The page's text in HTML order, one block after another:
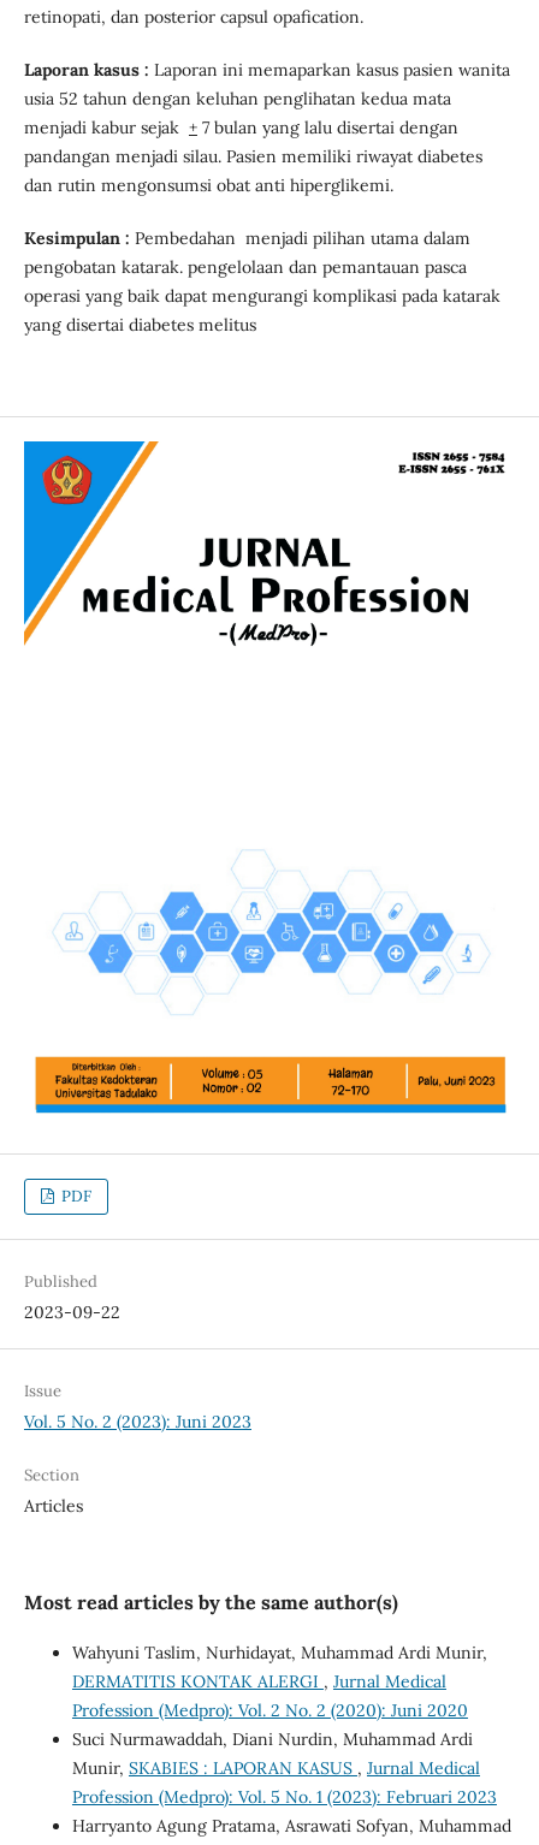
retinopati, dan posterior capsul opafication.
Laporan kasus : Laporan ini memaparkan kasus pasien wanita
usia 52 tahun dengan keluhan penglihatan kedua mata
menjadi kabur sejak +7 bulan yang lalu disertai dengan
pandangan menjadi silau. Pasien memiliki riwayat diabetes
dan rutin mengonsumsi obat anti hiperglikemi.
Kesimpulan : Pembedahan menjadi pilihan utama dalam
pengobatan katarak. pengelolaan dan pemantauan pasca
operasi yang baik dapat mengurangi komplikasi pada katarak
yang disertai diabetes melitus
PDF
Published
2023-09-22
Issue
Vol. 5 No. 2 (2023): Juni 2023
Section
Articles
Most read articles by the same author(s)
Wahyuni Taslim, Nurhidayat, Muhammad Ardi Munir,
DERMATITIS KONTAK ALERGI , Jurnal Medical
Profession (Medpro): Vol. 2 No. 2 (2020): Juni 2020
Suci Nurmawaddah, Diani Nurdin, Muhammad Ardi
Munir, SKABIES : LAPORAN KASUS , Jurnal Medical
Profession (Medpro): Vol. 5 No. 1 (2023): Februari 2023
Harryanto Agung Pratama, Asrawati Sofyan, Muhammad